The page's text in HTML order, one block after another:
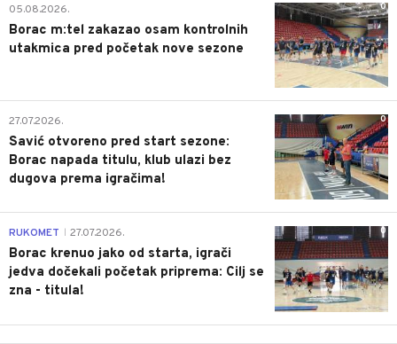
0
05.08.2026.
Borac m:tel zakazao osam kontrolnih
utakmica pred početak nove sezone
0
27.07.2026.
Savić otvoreno pred start sezone:
Borac napada titulu, klub ulazi bez
dugova prema igračima!
0
RUKOMET 27.07.2026.
Borac krenuo jako od starta, igrači
jedva dočekali početak priprema: Cilj se
zna - titula!